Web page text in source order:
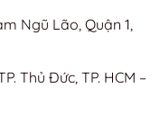
Ngũ Lão, Quận 1,
Thủ Đức, TP. HCM –